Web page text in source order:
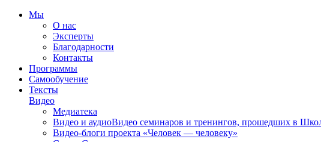
Мы
О нас
Эксперты
Благодарности
Контакты
Программы
Самообучение
Тексты
Видео
Медиатека
Видео и аудиоВидео семинаров и тренингов, прошедших в
Видео-блоги проекта «Человек — человеку»